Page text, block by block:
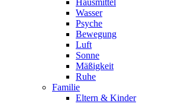
Hausmittel
Wasser
Psyche
Bewegung
Luft
Sonne
Mäßigkeit
Ruhe
Familie
Eltern & Kinder